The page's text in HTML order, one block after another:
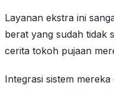
Layanan ekstra ini
berat yang sudah tidak
cerita tokoh pujaan
Integrasi sistem